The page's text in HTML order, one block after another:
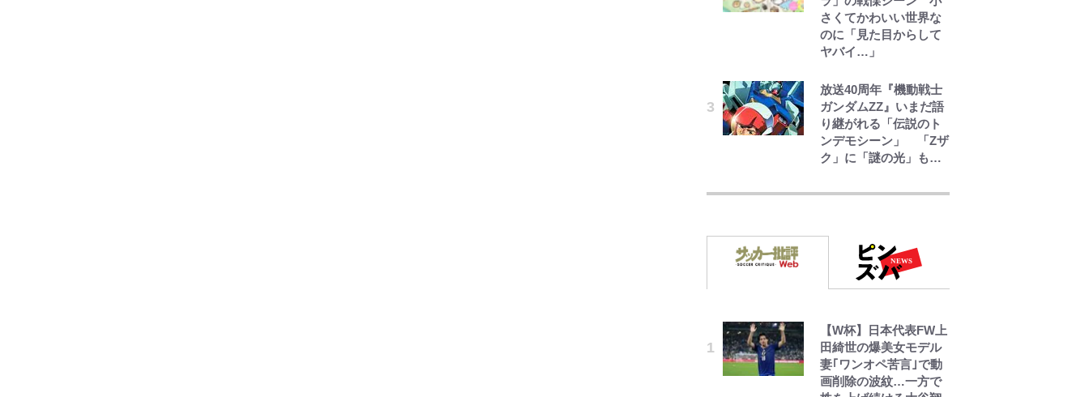
さくてかわいい世界な
のに「見た目からして
ヤバイ…」
放送40周年『機動戦士
ガンダムZZ』いまだ語
り継がれる「伝説のト
ンデモシーン」 「Zザ
ク」に「謎の光」も…
分の最強に気付くまで
公式-転生したら平民で
した。~生活水準に耐え
られないので貴族を目
公式-ゲーム知識で最強
に成ったモブ兵士は、
真の実力を隠したい 第
16話(2)
【W杯】日本代表FW上
田綺世の爆美女モデル
妻｢ワンオペ苦言｣で動
画削除の波紋…一方で